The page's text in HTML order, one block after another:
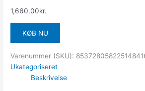
1,660.00kr.
KØB NU
Varenummer (SKU):
Ukategoriseret
Beskrivelse